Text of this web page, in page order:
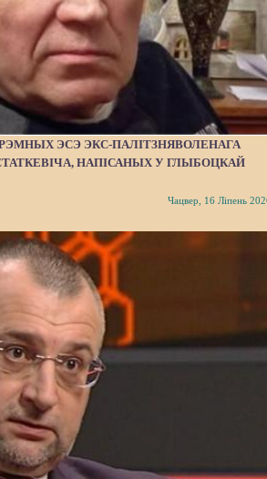
ЭСЭ ЭКС-ПАЛІТЗНЯВОЛЕНАГА
НАПІСАНЫХ У ГЛЫБОЦКАЙ
Чацвер, 16 Ліпень